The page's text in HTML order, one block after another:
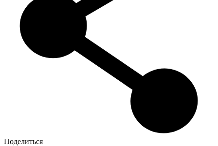
Поделиться